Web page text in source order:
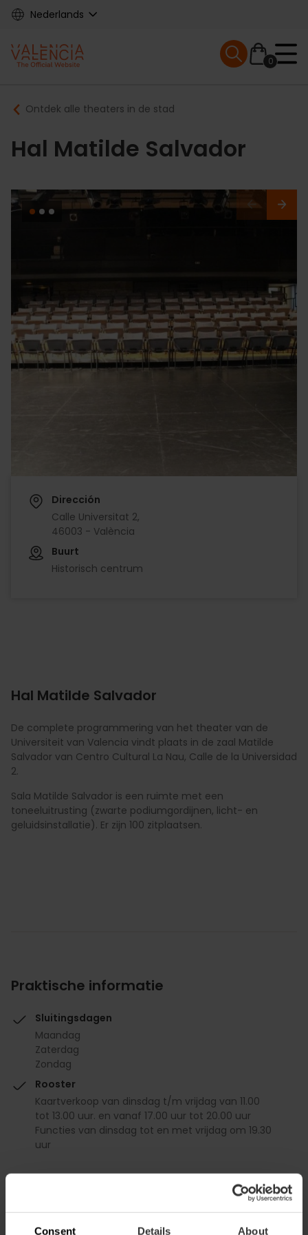
Consent Details About
Skip
content
Nederlands
Main
navigation
0
Mobile menu
Breadcrumb
Ontdek alle theaters in de stad
Hal Matilde Salvador
Dirección
Calle Universitat 2,
46003 - València
Buurt
Historisch centrum
Hal Matilde Salvador
De complete programmering van het theater van de
Universiteit van Valencia vindt plaats in de zaal Matilde
Salvador van Centro Cultural La Nau, Calle de la Universidad
2.
Sala Matilde Salvador is een ruimte met een
toneeluitrusting (zwarte podiumgordijnen, licht- en
geluidsinstallatie). Er zijn 100 zitplaatsen.
Praktische informatie
Sluitingsdagen
Maandag
Zaterdag
Zondag
Rooster
Kaartverkoop van dinsdag t/m vrijdag van 11.00
tot 13.00 uur. en vanaf 17.00 uur tot 20.00 uur
Functies van dinsdag tot en met vrijdag om 19.30
uur